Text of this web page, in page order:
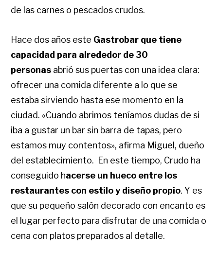
de las carnes o pescados crudos.
Hace dos años este Gastrobar que tiene
capacidad para alrededor de 30
personas abrió sus puertas con una idea clara:
ofrecer una comida diferente a lo que se
estaba sirviendo hasta ese momento en la
ciudad. «Cuando abrimos teníamos dudas de si
iba a gustar un bar sin barra de tapas, pero
estamos muy contentos», afirma Miguel, dueño
del establecimiento. En este tiempo, Crudo ha
conseguido hacerse un hueco entre los
restaurantes con estilo y diseño propio. Y es
que su pequeño salón decorado con encanto es
el lugar perfecto para disfrutar de una comida o
cena con platos preparados al detalle.